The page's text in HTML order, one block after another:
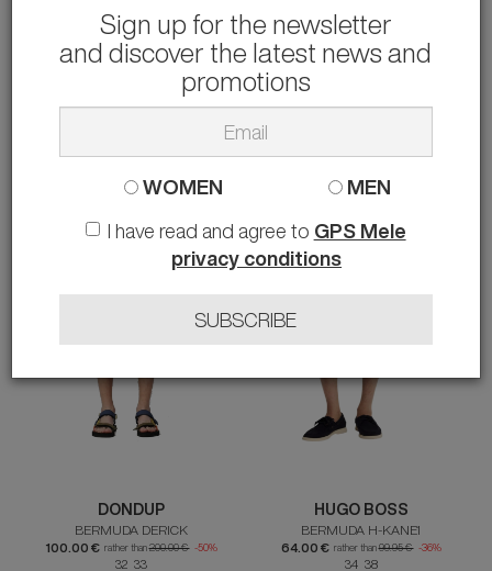
HARMONT & BLAINE
-50%
50 54
ARMANI EXCHANGE
55.00 €
30 31 32 33 34
DONDUP
BERMUDA DERICK
100.00 € rather than200.00 € -50%
32 33
HUGO BOSS
BERMUDA H-KANE1
64.00 € rather than99.95 € -36%
34 38
Sign up for the newsletter
and discover the latest news and
promotions
WOMEN MEN
I have read and agree to GPS Mele
privacy conditions
SUBSCRIBE